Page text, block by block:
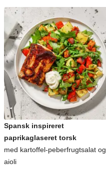
Spansk inspireret
paprikaglaseret torsk
med kartoffel-peberfrugtsalat og
aioli